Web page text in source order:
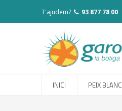
T'ajudem? 93 877 78 00
INICI PEIX BLANC